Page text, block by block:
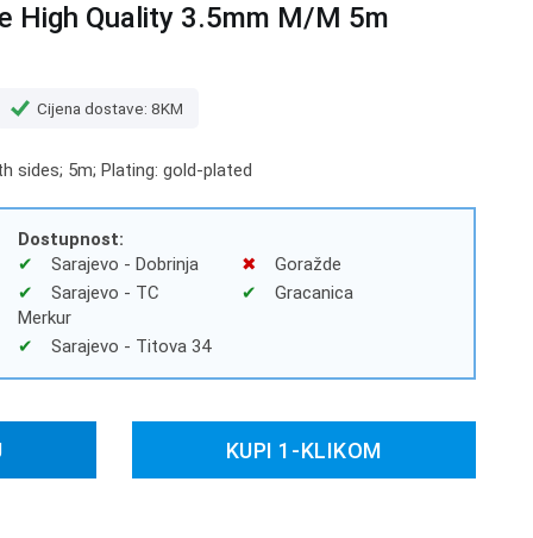
High Quality 3.5mm M/M 5m
Cijena dostave: 8KM
sides; 5m; Plating: gold-plated
Dostupnost:
Sarajevo - Dobrinja
Sarajevo - TC
Merkur
Sarajevo - Titova 34
Goražde
Gracanica
KUPI 1-KLIKOM